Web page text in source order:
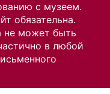
с музеем.
обязательна.
не может быть
в любой